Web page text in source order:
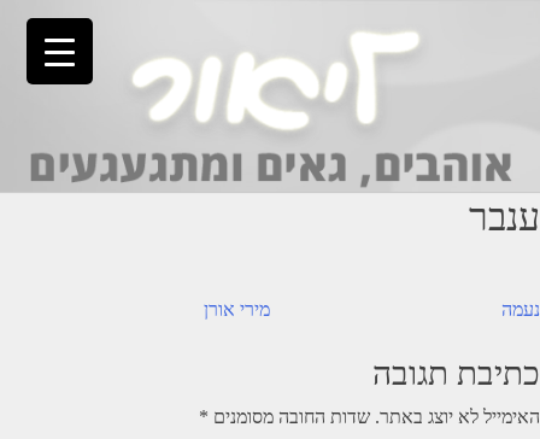
ענבר
ניווט מירי אורן נעמה
כתיבת תגובה
האימייל לא יוצג באתר. שדות החובה מסומנים *